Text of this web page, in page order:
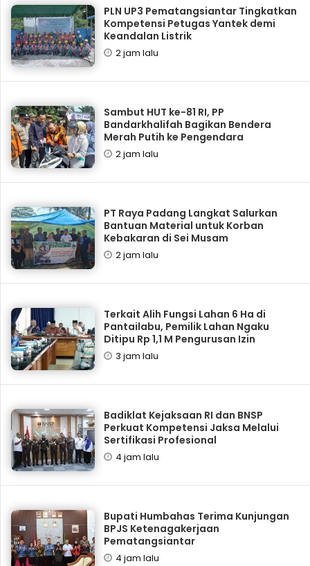
PLN UP3 Pematangsiantar Tingkatkan
Kompetensi Petugas Yantek demi
Keandalan Listrik
2 jam lalu
Sambut HUT ke-81 RI, PP
Bandarkhalifah Bagikan Bendera
Merah Putih ke Pengendara
2 jam lalu
PT Raya Padang Langkat Salurkan
Bantuan Material untuk Korban
Kebakaran di Sei Musam
2 jam lalu
Terkait Alih Fungsi Lahan 6 Ha di
Pantailabu, Pemilik Lahan Ngaku
Ditipu Rp 1,1 M Pengurusan Izin
3 jam lalu
Badiklat Kejaksaan RI dan BNSP
Perkuat Kompetensi Jaksa Melalui
Sertifikasi Profesional
4 jam lalu
Bupati Humbahas Terima Kunjungan
BPJS Ketenagakerjaan
Pematangsiantar
4 jam lalu